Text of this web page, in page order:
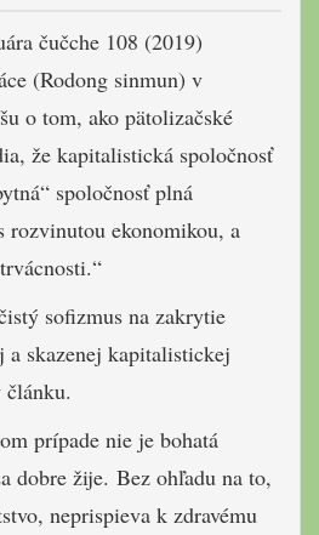
čučche 108 (2019)
(Rodong sinmun) v
o tom, ako pätolizačské
že kapitalistická spoločnosť
spoločnosť plná
rozvinutou ekonomikou, a
sofizmus na zakrytie
a skazenej kapitalistickej
článku.
prípade nie je bohatá
dobre žije. Bez ohľadu na to,
neprispieva k zdravému